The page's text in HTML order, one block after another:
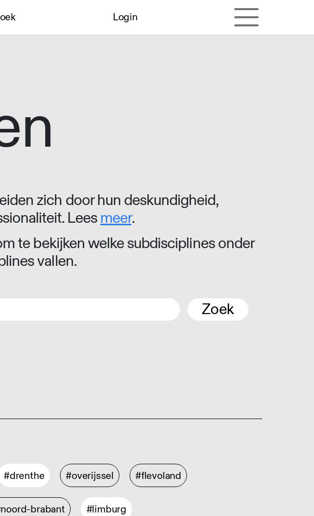
Login
zich door hun deskundigheid,
Leesmeer.
te bekijken welke subdisciplines onder
vallen.
Zoek
#drenthe #overijssel #flevoland
brabant #limburg